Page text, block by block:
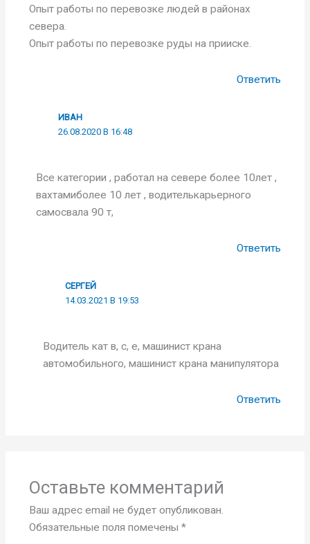
Опыт работы по перевозке людей в районах
севера.
Опыт работы по перевозке руды на прииске.
Ответить
ИВАН
26.08.2020 В 16:48
Все категории , работал на севере более 10лет ,
вахтамиболее 10 лет , водителькарьерного
самосвала 90 т,
Ответить
СЕРГЕЙ
14.03.2021 В 19:53
Водитель кат в, с, е, машинист крана
автомобильного, машинист крана манипулятора
Ответить
Оставьте комментарий
Ваш адрес email не будет опубликован.
Обязательные поля помечены *